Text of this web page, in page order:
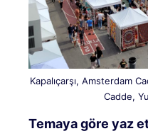
Kapalıçarşı, Amsterdam
Cadde,
Temaya göre yaz